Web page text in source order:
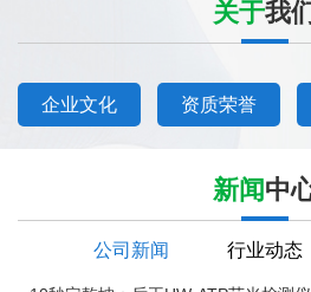
关于我
企业文化 资质荣誉
新闻中
公司新闻 行业动态